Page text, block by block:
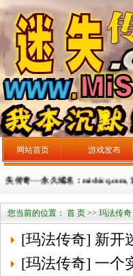
网站首页 游戏发布
永久域名：mishicq.com, 迷失传
您当前的位置： 首 页 >> 玛法传
[玛法传奇] 新开
[玛法传奇] 一个